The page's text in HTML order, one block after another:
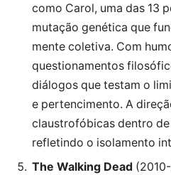
como Carol, uma das 13
mutação genética que
mente coletiva. Com
questionamentos
diálogos que testam o
e pertencimento. A
claustrofóbicas dentro
refletindo o isolamento
The Walking Dead